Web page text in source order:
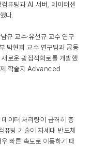
퓨팅과 AI 서버, 데이터센
다.
규 교수·유선규 교수 연구
박현희 교수 연구팀과 공동
로운 광집적회로를 개발했
학술지 Advanced
이터 처리량이 급격히 증
퓨팅 기술이 차세대 반도체
빠른 속도로 이동하기 때